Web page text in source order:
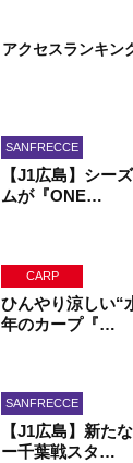
アクセスランキン
SANFRECCE
【J1広島】シー
ムが『ONE…
CARP
ひんやり涼しい“
年のカープ『…
SANFRECCE
【J1広島】新た
ー千葉戦スタ…